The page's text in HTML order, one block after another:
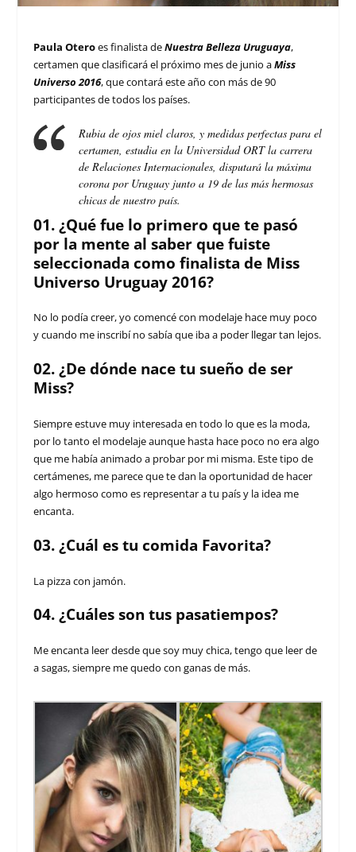
Paula Oteroes finalista deNuestra Belleza Uruguaya,
certamen que clasificará el próximo mes de junio aMiss
Universo 2016, que contará este año con más de 90
participantes de todos los países.
Rubia de ojos miel claros, y medidas perfectas para el
certamen, estudia en la Universidad ORTla carrera
de Relaciones Internacionales , disputará la máxima
corona por Uruguay junto a 19 de las más hermosas
chicas de nuestro país.
01. ¿Qué fue lo primero que te pasó
por la mente al saber que fuiste
seleccionada como finalista de Miss
Universo Uruguay 2016?
No lo podía creer, yo comencé con modelaje hace muy poco
y cuando me inscribí no sabía que iba a poder llegar tan lejos.
02. ¿De dónde nace tu sueño de ser
Miss?
Siempre estuve muy interesada en todo lo que es la moda,
por lo tanto el modelaje aunque hasta hace poco no era algo
que me había animado a probar por mi misma. Este tipo de
certámenes, me parece que te dan la oportunidad de hacer
algo hermoso como es representar a tu país y la idea me
encanta.
03. ¿Cuál es tu comida Favorita?
La pizza con jamón.
04. ¿Cuáles son tus pasatiempos?
Me encanta leer desde que soy muy chica, tengo que leer de
a sagas, siempre me quedo con ganas de más.